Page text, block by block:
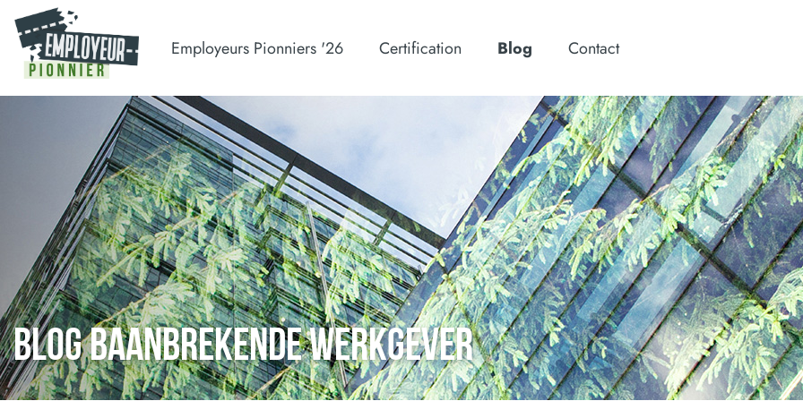
Employeurs Pionniers '26 Certification Blog Contact
BLOG BAANBREKENDE WERKGEVER